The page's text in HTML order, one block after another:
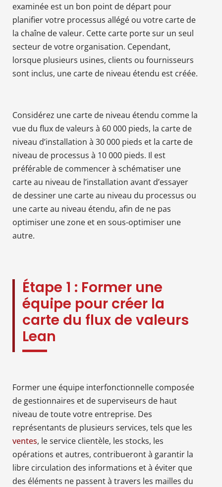
examinée est un bon point de départ pour
planifier votre processus allégé ou votre carte de
la chaîne de valeur. Cette carte porte sur un seul
secteur de votre organisation. Cependant,
lorsque plusieurs usines, clients ou fournisseurs
sont inclus, une carte de niveau étendu est créée.
Considérez une carte de niveau étendu comme la
vue du flux de valeurs à 60 000 pieds, la carte de
niveau d’installation à 30 000 pieds et la carte de
niveau de processus à 10 000 pieds. Il est
préférable de commencer à schématiser une
carte au niveau de l’installation avant d’essayer
de dessiner une carte au niveau du processus ou
une carte au niveau étendu, afin de ne pas
optimiser une zone et en sous-optimiser une
autre.
Étape 1 : Former une
équipe pour créer la
carte du flux de valeurs
Lean
Former une équipe interfonctionnelle composée
de gestionnaires et de superviseurs de haut
niveau de toute votre entreprise. Des
représentants de plusieurs services, tels que les
ventes, le service clientèle, les stocks, les
opérations et autres, contribueront à garantir la
libre circulation des informations et à éviter que
des éléments ne passent à travers les mailles du